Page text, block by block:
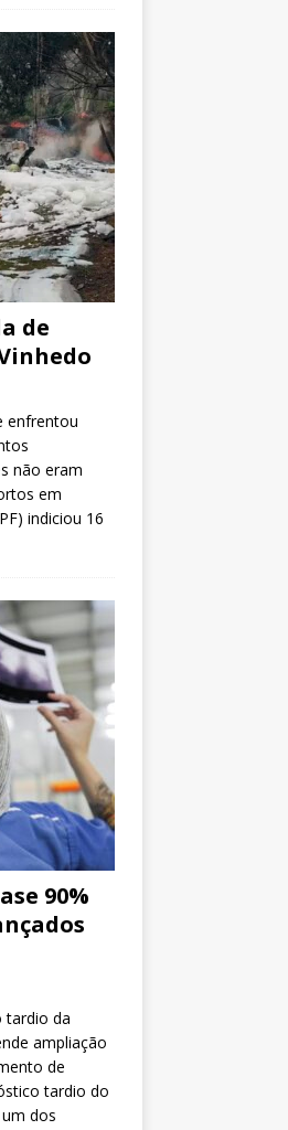
de
enfrentou
não eram
em
indiciou 16
90%
tardio da
ampliação
de
tardio do
dos